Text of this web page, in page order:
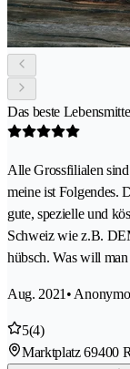
Das beste
Alle Grossfilialen
meine ist Folgendes.
gute, spezielle und
Schweiz wie z.B.
hübsch. Was will man
Aug. 2021 •
5(4)
Marktplatz 69400